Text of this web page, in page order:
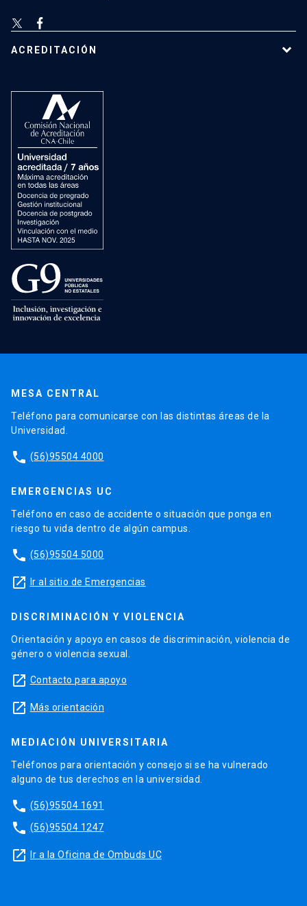
ACREDITACIÓN
MESA CENTRAL
Teléfono para comunicarse con las distintas áreas de la
Universidad.
phone (56)95504 4000
EMERGENCIAS UC
Teléfono en caso de accidente o situación que ponga en
riesgo tu vida dentro de algún campus.
phone (56)95504 5000
launch Ir al sitio de Emergencias
DISCRIMINACIÓN Y VIOLENCIA
Orientación y apoyo en casos de discriminación, violencia de
género o violencia sexual.
launch Contacto para apoyo
launch Más orientación
MEDIACIÓN UNIVERSITARIA
Teléfonos para orientación y consejo si se ha vulnerado
alguno de tus derechos en la universidad.
phone (56)95504 1691
phone (56)95504 1247
launch Ir a la Oficina de Ombuds UC